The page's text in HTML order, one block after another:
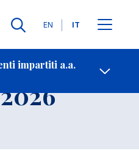
Lingue
EN IT
impartiti a.a.